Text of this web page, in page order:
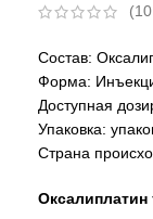
(10
Состав:
Форма:
Доступная
Упаковка:
Страна
Оксалиплатин